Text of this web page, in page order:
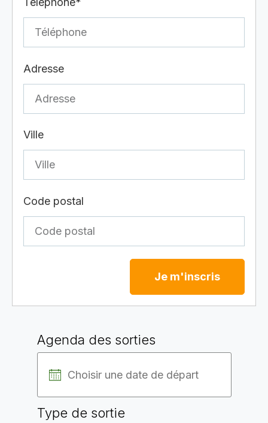
Adresse
Ville
Code postal
Je m'inscris
Agenda des sorties
Type de sortie